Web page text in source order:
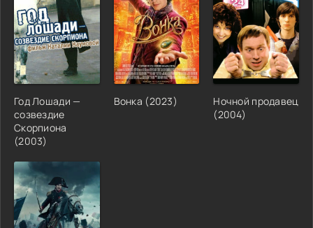
Год Лошади —
созвездие
Скорпиона
(2003)
Вонка (2023)
Ночной продавец
(2004)